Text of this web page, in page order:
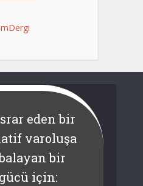
eden bir
varoluşa
bir
için: